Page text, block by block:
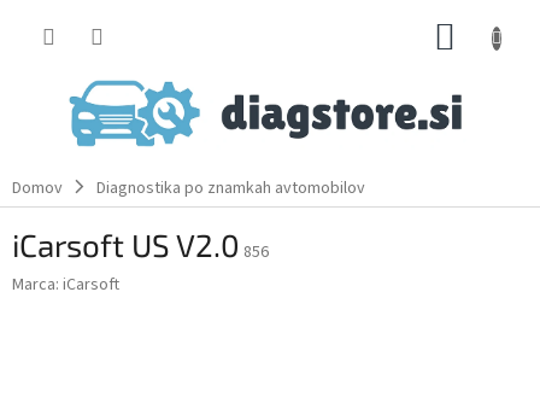
Domov Diagnostika po znamkah avtomobilov
iCarsoft US V2.0 856
Marca: iCarsoft